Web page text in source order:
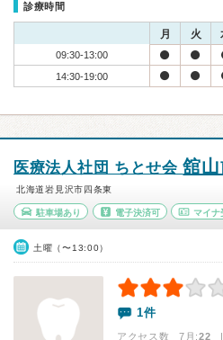
診療時間
月 火
09:30-13:00
14:30-19:00
医療法人社団 ちとせ会舘
北海道岩見沢市四条東
駐車場あり 電子決済可 マイナ
土曜（〜13:00）
1件
アクセス数 7月:22 |